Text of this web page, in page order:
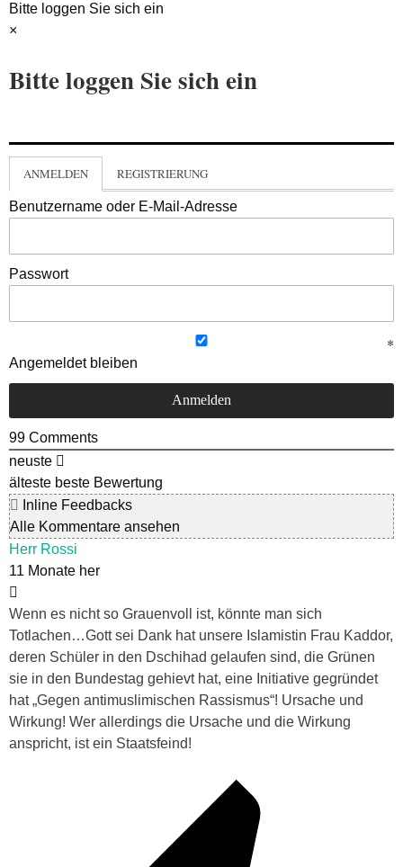
Bitte loggen Sie sich ein
×
Bitte loggen Sie sich ein
ANMELDEN REGISTRIERUNG
Benutzername oder E-Mail-Adresse
Passwort
Angemeldet bleiben
99 Comments
neuste
älteste beste Bewertung
Inline Feedbacks
Alle Kommentare ansehen
Herr Rossi
11 Monate her
Wenn es nicht so Grauenvoll ist, könnte man sich
Totlachen…Gott sei Dank hat unsere Islamistin Frau Kaddor,
deren Schüler in den Dschihad gelaufen sind, die Grünen
sie in den Bundestag gehievt hat, eine Initiative gegründet
hat „Gegen antimuslimischen Rassismus“! Ursache und
Wirkung! Wer allerdings die Ursache und die Wirkung
anspricht, ist ein Staatsfeind!